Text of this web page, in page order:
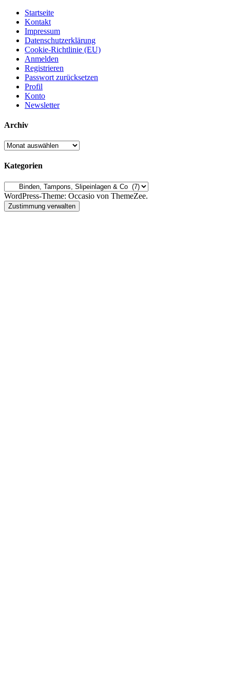
Startseite
Kontakt
Impressum
Datenschutzerklärung
Cookie-Richtlinie (EU)
Anmelden
Registrieren
Passwort zurücksetzen
Profil
Konto
Newsletter
Archiv
Archiv
Kategorien
Kategorien
WordPress-Theme: Occasio von ThemeZee.
Zustimmung verwalten